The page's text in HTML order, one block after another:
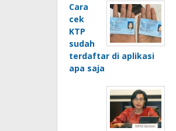
Cara
cek
KTP
sudah
terdaftar di aplikasi
apa saja